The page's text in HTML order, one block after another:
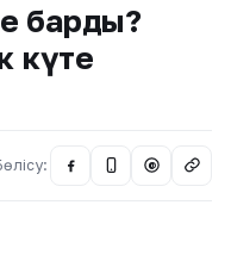
барды?
күте
@